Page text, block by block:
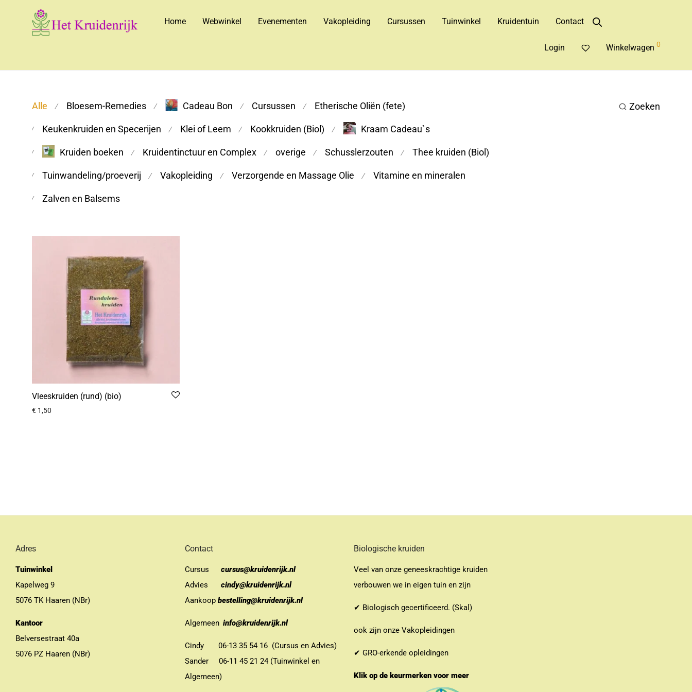
Home Webwinkel Evenementen Vakopleiding Cursussen Tuinwinkel Kruidentuin Contact
Login Winkelwagen 0
Zoeken
Alle ⁄ Bloesem-Remedies ⁄ Cadeau Bon ⁄ Cursussen ⁄ Etherische Oliën (fete)
⁄ Keukenkruiden en Specerijen ⁄ Klei of Leem ⁄ Kookkruiden (Biol) ⁄ Kraam Cadeau`s
⁄ Kruiden boeken ⁄ Kruidentinctuur en Complex ⁄ overige ⁄ Schusslerzouten ⁄ Thee kruiden (Biol)
⁄ Tuinwandeling/proeverij ⁄ Vakopleiding ⁄ Verzorgende en Massage Olie ⁄ Vitamine en mineralen
⁄ Zalven en Balsems
Vleeskruiden (rund) (bio)
€ 1,50
Adres
Tuinwinkel
Kapelweg 9
5076 TK Haaren (NBr)
Kantoor
Belversestraat 40a
5076 PZ Haaren (NBr)
Contact
Cursus
cursus@kruidenrijk.nl
Advies
cindy@kruidenrijk.nl
Aankoop bestelling@kruidenrijk.nl
Algemeen info@kruidenrijk.nl
Cindy 06-13 35 54 16 (Cursus en Advies)
Sander 06-11 45 21 24 (Tuinwinkel en
Algemeen)
Biologische kruiden
Veel van onze geneeskrachtige kruiden
verbouwen we in eigen tuin en zijn
✔ Biologisch gecertificeerd. (Skal)
ook zijn onze Vakopleidingen
✔ GRO-erkende opleidingen
Klik op de keurmerken voor meer